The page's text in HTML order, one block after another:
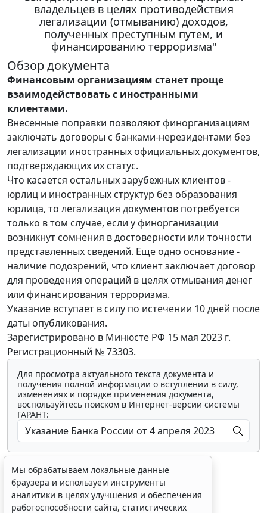
владельцев в целях противодействия
легализации (отмыванию) доходов,
полученных преступным путем, и
финансированию терроризма"
Обзор документа
Финансовым организациям станет проще
взаимодействовать с иностранными
клиентами.
Внесенные поправки позволяют финорганизациям
заключать договоры с банками-нерезидентами без
легализации иностранных официальных документов,
подтверждающих их статус.
Что касается остальных зарубежных клиентов -
юрлиц и иностранных структур без образования
юрлица, то легализация документов потребуется
только в том случае, если у финорганизации
возникнут сомнения в достоверности или точности
представленных сведений. Еще одно основание -
наличие подозрений, что клиент заключает договор
для проведения операций в целях отмывания денег
или финансирования терроризма.
Указание вступает в силу по истечении 10 дней после
даты опубликования.
Зарегистрировано в Минюсте РФ 15 мая 2023 г.
Регистрационный № 73303.
Для просмотра актуального текста документа и
получения полной информации о вступлении в силу,
изменениях и порядке применения документа,
воспользуйтесь поиском в Интернет-версии системы
ГАРАНТ:
Мы обрабатываем локальные данные
браузера и используем инструменты
аналитики в целях улучшения и обеспечения
работоспособности сайта, статистических